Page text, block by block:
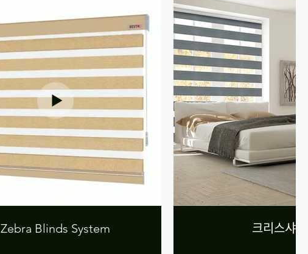
Zebra Blinds System 크리스샤인